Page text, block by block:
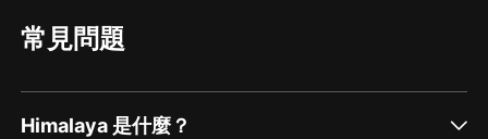
常見問題
Himalaya 是什麼？